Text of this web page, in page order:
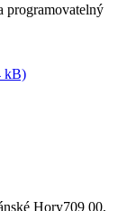
programovatelný
kB)
Hory709 00,